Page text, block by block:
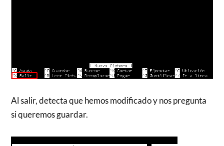
Al salir, detecta que hemos modificado y nos pregunta
si queremos guardar.